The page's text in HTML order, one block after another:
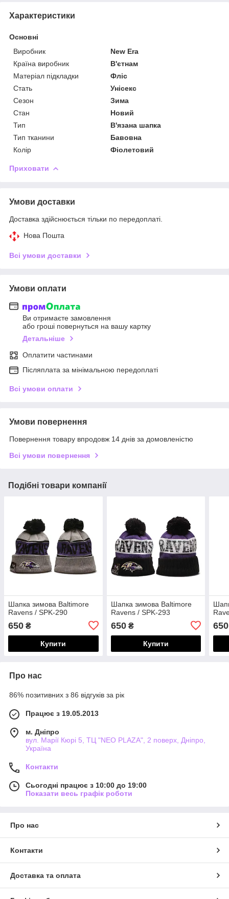
Характеристики
Основні
Виробник
New Era
Країна виробник
В'єтнам
Матеріал підкладки
Фліс
Стать
Унісекс
Сезон
Зима
Стан
Новий
Тип
В'язана шапка
Тип тканини
Бавовна
Колір
Фіолетовий
Приховати
Умови доставки
Доставка здійснюється тільки по передоплаті.
Нова Пошта
Всі умови доставки
Умови оплати
Ви отримаєте замовлення
або гроші повернуться на вашу картку
Детальніше
Оплатити частинами
Післяплата за мінімальною передоплаті
Всі умови оплати
Умови повернення
Повернення товару впродовж 14 днів за домовленістю
Всі умови повернення
Подібні товари компанії
Шапка зимова Baltimore
Ravens / SPK-290
650 ₴
Купити
Шапка зимова Baltimore
Ravens / SPK-293
650₴
Купити
650
Про нас
86% позитивних з 86 відгуків за рік
Працює з 19.05.2013
м. Дніпро
вул. Марії Кюрі 5, ТЦ "NEO PLAZA", 2 поверх, Дніпро,
Україна
Контакти
Сьогодні працює з 10:00 до 19:00
Показати весь графік роботи
Про нас
Контакти
Доставка та оплата